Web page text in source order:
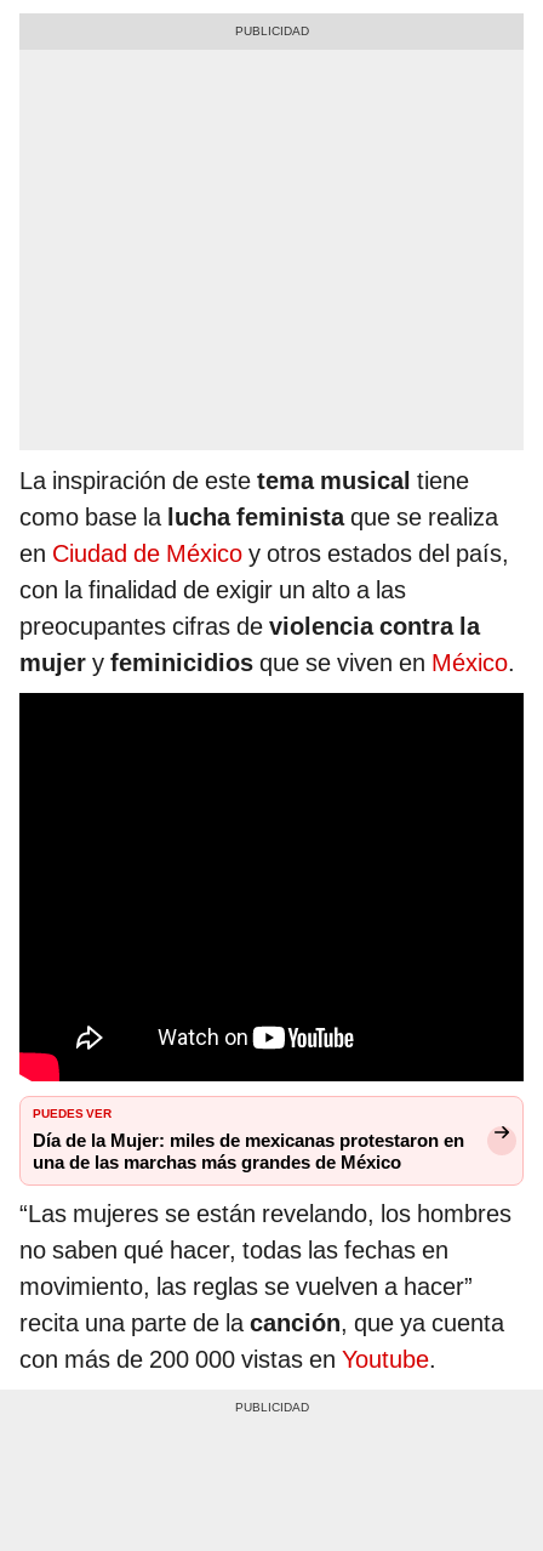
La inspiración de este tema musical tiene
como base la lucha feministaque se realiza
en Ciudad de México y otros estados del país,
con la finalidad de exigir un alto a las
preocupantes cifras de violencia contra la
mujer y feminicidios que se viven en México.
PUEDES VER
Día de la Mujer: miles de mexicanas protestaron en
una de las marchas más grandes de México
“Las mujeres se están revelando, los hombres
no saben qué hacer, todas las fechas en
movimiento, las reglas se vuelven a hacer”
recita una parte de lacanción, que ya cuenta
con más de 200 000 vistas en Youtube.